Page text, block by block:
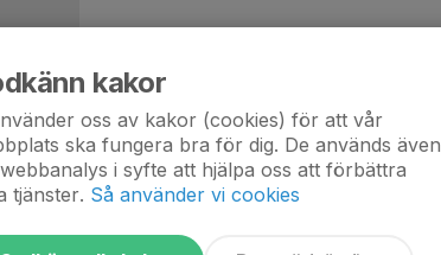
kakor
oss av kakor (cookies) för att vår
ska fungera bra för dig. De används även
i syfte att hjälpa oss att förbättra
tjänster. Så använder vi cookies